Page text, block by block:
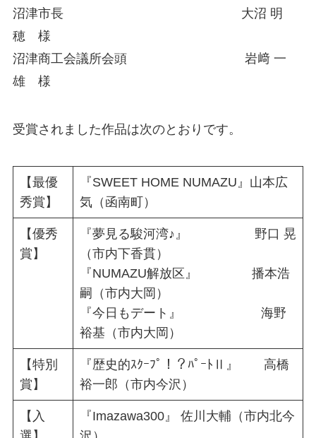
沼津市長 大沼 明
穂 様
沼津商工会議所会頭 岩﨑 一
雄 様
受賞されました作品は次のとおりです。
【最優
秀賞】
『SWEET HOME NUMAZU』山本広
気（函南町）
【優秀
賞】
『夢見る駿河湾♪』 野口 晃
（市内下香貫）
『NUMAZU解放区』 播本浩
嗣（市内大岡）
『今日もデート』 海野
裕基（市内大岡）
【特別
賞】
『歴史的ｽｸｰﾌﾟ！？ﾊﾟｰﾄⅡ』 高橋
裕一郎（市内今沢）
【入
『Imazawa300』 佐川大輔（市内北今